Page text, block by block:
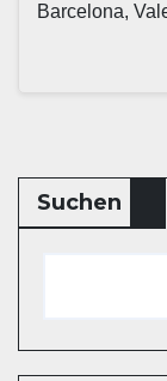
Barcelona,
Suchen